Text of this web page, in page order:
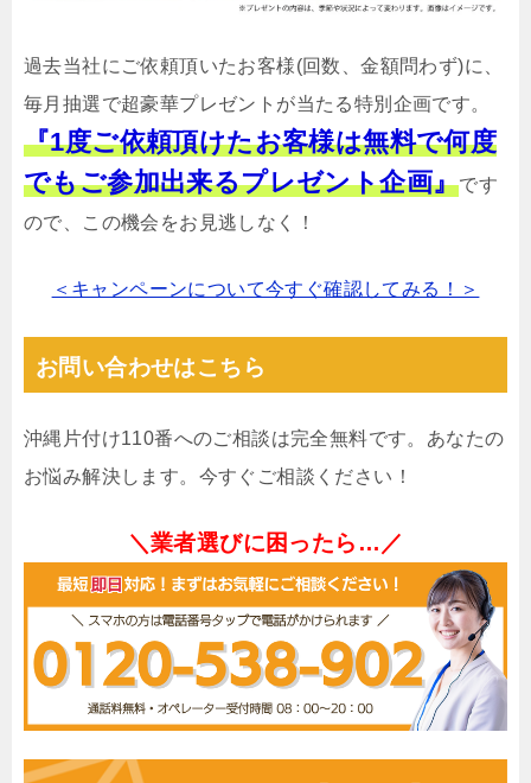
過去当社にご依頼頂いたお客様(回数、金額問わず)に、
毎月抽選で超豪華プレゼントが当たる特別企画です。
『1度ご依頼頂けたお客様は無料で何度
でもご参加出来るプレゼント企画』です
ので、この機会をお見逃しなく！
＜キャンペーンについて今すぐ確認してみる！＞
お問い合わせはこちら
沖縄片付け110番へのご相談は完全無料です。あなたの
お悩み解決します。今すぐご相談ください！
＼業者選びに困ったら…／